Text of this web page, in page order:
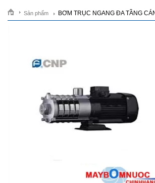
Sản phẩm BƠM TRỤC NGANG ĐA TẦNG